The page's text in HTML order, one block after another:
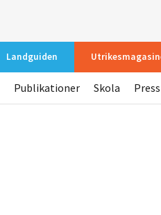
Landguiden
Publikationer Skola Press